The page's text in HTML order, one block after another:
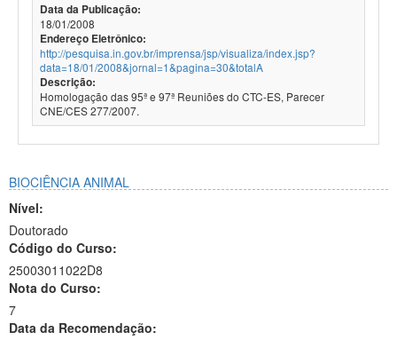
Data da Publicação:
18/01/2008
Endereço Eletrônico:
http://pesquisa.in.gov.br/imprensa/jsp/visualiza/index.jsp?
data=18/01/2008&jornal=1&pagina=30&totalA
Descrição:
Homologação das 95ª e 97ª Reuniões do CTC-ES, Parecer
CNE/CES 277/2007.
BIOCIÊNCIA ANIMAL
Nível:
Doutorado
Código do Curso:
25003011022D8
Nota do Curso:
7
Data da Recomendação: